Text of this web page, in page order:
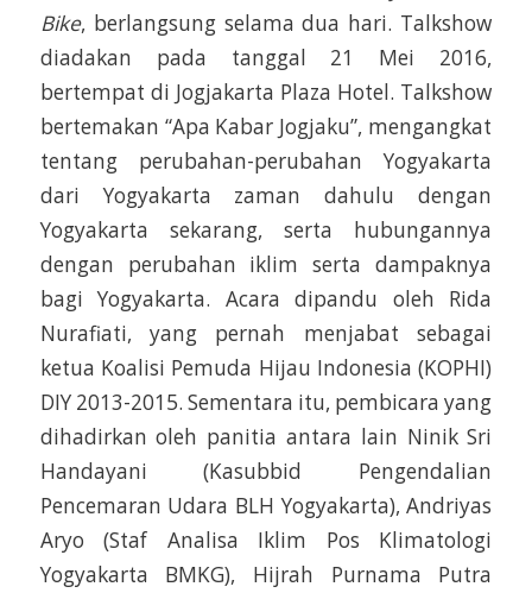
Bike, berlangsung selama dua hari. Talkshow
diadakan pada tanggal 21 Mei 2016,
bertempat di Jogjakarta Plaza Hotel. Talkshow
bertemakan “Apa Kabar Jogjaku”, mengangkat
tentang perubahan-perubahan Yogyakarta
dari Yogyakarta zaman dahulu dengan
Yogyakarta sekarang, serta hubungannya
dengan perubahan iklim serta dampaknya
bagi Yogyakarta. Acara dipandu oleh Rida
Nurafiati, yang pernah menjabat sebagai
ketua Koalisi Pemuda Hijau Indonesia (KOPHI)
DIY 2013-2015. Sementara itu, pembicara yang
dihadirkan oleh panitia antara lain Ninik Sri
Handayani (Kasubbid Pengendalian
Pencemaran Udara BLH Yogyakarta), Andriyas
Aryo (Staf Analisa Iklim Pos Klimatologi
Yogyakarta BMKG), Hijrah Purnama Putra